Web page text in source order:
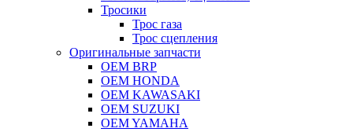
Тросики
Трос газа
Трос сцепления
Оригинальные запчасти
OEM BRP
OEM HONDA
OEM KAWASAKI
OEM SUZUKI
OEM YAMAHA